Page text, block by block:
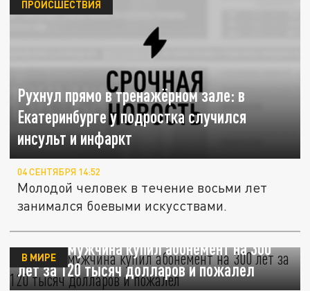
Рухнул прямо в тренажёрном зале: в
Екатеринбурге у подростка случился
инсульт и инфаркт
ПРОИСШЕСТВИЯ
04 СЕНТЯБРЯ 14:52
Молодой человек в течение восьми лет
занимался боевыми искусствами.
В Китае мужчина купил абонемент на 300
лет за 120 тысяч долларов и пожалел
В МИРЕ